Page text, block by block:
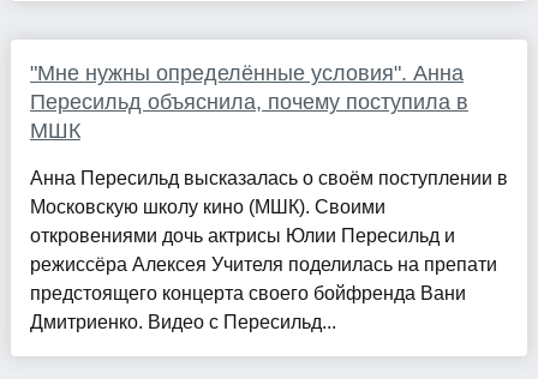
"Мне нужны определённые условия". Анна
Пересильд объяснила, почему поступила в
МШК
Анна Пересильд высказалась о своём поступлении в
Московскую школу кино (МШК). Своими
откровениями дочь актрисы Юлии Пересильд и
режиссёра Алексея Учителя поделилась на препати
предстоящего концерта своего бойфренда Вани
Дмитриенко. Видео с Пересильд...